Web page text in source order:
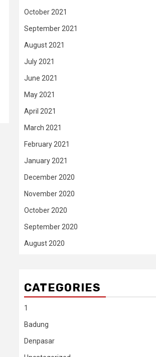
October 2021
September 2021
August 2021
July 2021
June 2021
May 2021
April 2021
March 2021
February 2021
January 2021
December 2020
November 2020
October 2020
September 2020
August 2020
CATEGORIES
1
Badung
Denpasar